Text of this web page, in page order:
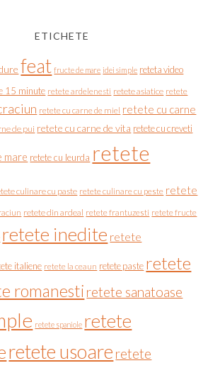
ETICHETE
feat fructe de mare idei simple reteta video
15 minute retete ardelenesti retete asiatice retete
retete cu carne de miel retete cu carne
de pui retete cu carne de vita retete cu creveti
mare retete cu leurda retete
culinare cu paste retete culinare cu peste retete
retete din ardeal retete frantuzesti retete fructe
retete inedite retete
italiene retete la ceaun retete paste retete
romanesti retete sanatoase
retete spaniole retete
retete usoare retete